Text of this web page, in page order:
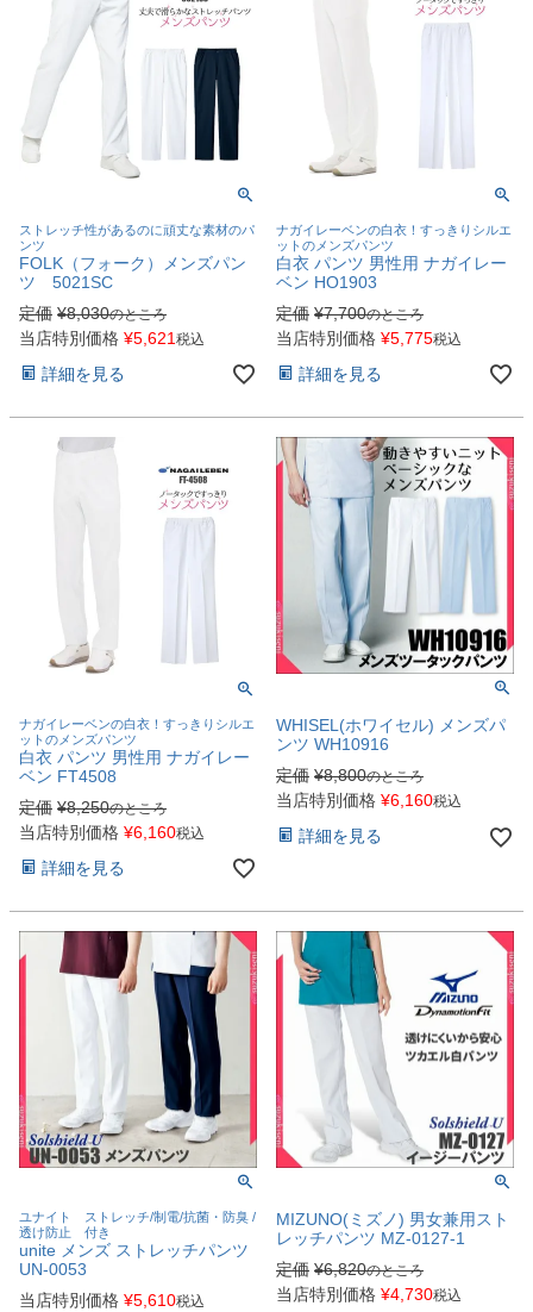
ストレッチ性があるのに頑丈な素材のパ
ンツ
FOLK（フォーク）メンズパン
ツ 5021SC
定価 ¥8,030のところ
当店特別価格 ¥5,621 税込
詳細を見る
ナガイレーベンの白衣！すっきりシルエ
ットのメンズパンツ
白衣 パンツ 男性用 ナガイレー
ベン HO1903
定価 ¥7,700のところ
当店特別価格 ¥5,775税込
詳細を見る
ナガイレーベンの白衣！すっきりシルエ
ットのメンズパンツ
白衣 パンツ 男性用 ナガイレー
ベン FT4508
定価 ¥8,250のところ
当店特別価格 ¥6,160税込
詳細を見る
WHISEL(ホワイセル) メンズパ
ンツ WH10916
定価 ¥8,800のところ
当店特別価格 ¥6,160税込
詳細を見る
ユナイト ストレッチ/制電/抗菌・防臭 /
透け防止 付き
unite メンズ ストレッチパンツ
UN-0053
当店特別価格 ¥5,610税込
MIZUNO(ミズノ) 男女兼用スト
レッチパンツ MZ-0127-1
定価 ¥6,820のところ
当店特別価格 ¥4,730税込